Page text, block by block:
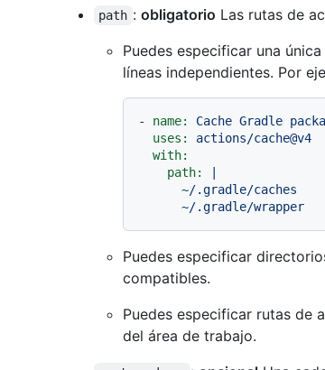
path : obligatorio Las rutas de
Puedes especificar una
líneas independientes. Por
- name: Cache Gradle
uses:
actions/cache@v4
with:
path:
Puedes especificar
compatibles.
Puedes especificar rutas de
del área de trabajo.